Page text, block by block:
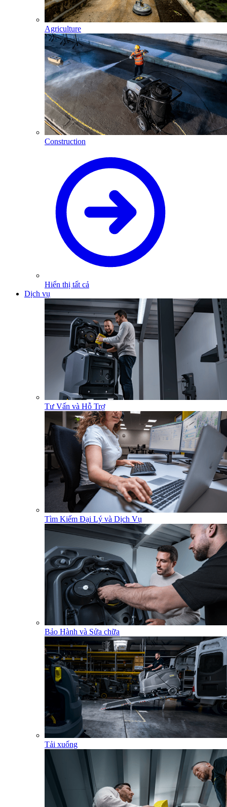
Agriculture
Construction
Hiển thị tất cả
Dịch vụ
Tư Vấn và Hỗ Trợ
Tìm Kiếm Đại Lý và Dịch Vụ
Bảo Hành và Sửa chữa
Tải xuống